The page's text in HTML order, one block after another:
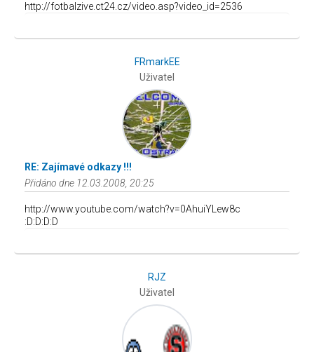
http://fotbalzive.ct24.cz/video.asp?video_id=2536
FRmarkEE
Uživatel
RE: Zajímavé odkazy !!!
Přidáno dne 12.03.2008, 20:25
http://www.youtube.com/watch?v=0AhuiYLew8c
:D:D:D:D
RJZ
Uživatel